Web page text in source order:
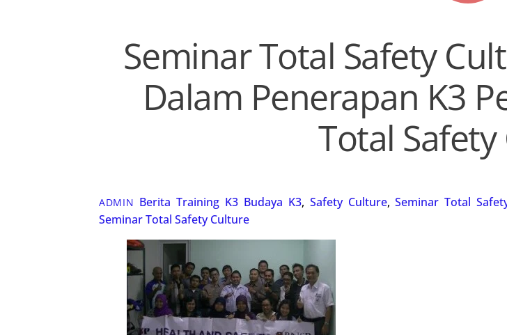
Seminar Total Safety
Dalam Penerapan K3
Total
ADMIN Berita Training K3 Budaya K3, Safety Culture,Seminar Total
Seminar Total Safety Culture